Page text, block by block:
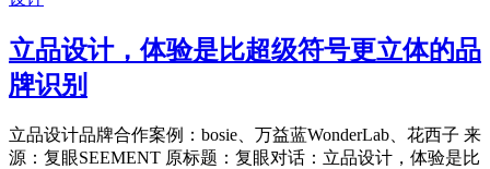
立品设计，体验是比超级符号更立体的品
牌识别
立品设计品牌合作案例：bosie、万益蓝WonderLab、花西子 来
源：复眼SEEMENT 原标题：复眼对话：立品设计，体验是比